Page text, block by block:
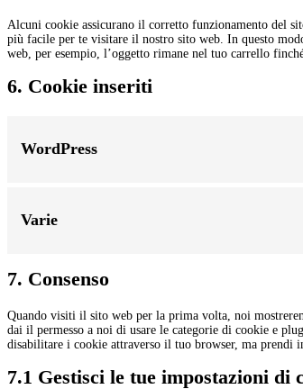
Alcuni cookie assicurano il corretto funzionamento del
più facile per te visitare il nostro sito web. In questo
web, per esempio, l’oggetto rimane nel tuo carrello
6. Cookie inseriti
WordPress
Varie
7. Consenso
Quando visiti il sito web per la prima volta, noi
dai il permesso a noi di usare le categorie di cookie e
disabilitare i cookie attraverso il tuo browser, ma prendi
7.1 Gestisci le tue impostazioni di